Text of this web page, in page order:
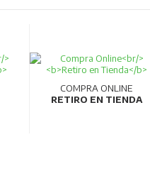
COMPRA ONLINE
RETIRO EN TIENDA